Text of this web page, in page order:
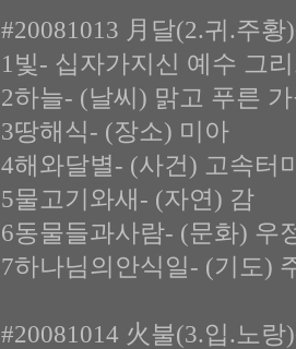
#20081013 月달(2.귀.주황
1빛- 십자가지신 예수 그
2하늘- (날씨) 맑고 푸른
3땅해식- (장소) 미아
4해와달별- (사건) 고속터
5물고기와새- (자연) 감
6동물들과사람- (문화) 우
7하나님의안식일- (기도)
#20081014 火불(3.입.노랑